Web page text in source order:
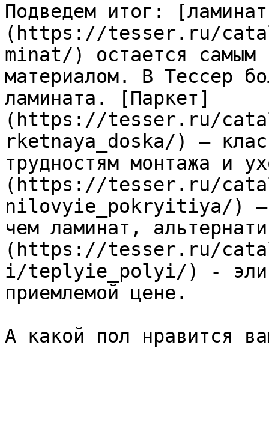
Подведем итог:
(https://tesser.ru/
minat/) остается самым
материалом. В Тессер
ламината. [Паркет]
(https://tesser.ru/
rketnaya_doska/) –
трудностям монтажа и
(https://tesser.ru/
nilovyie_pokryitiya/) –
чем ламинат,
(https://tesser.ru/
i/teplyie_polyi/) -
приемлемой цене.
А какой пол нравится